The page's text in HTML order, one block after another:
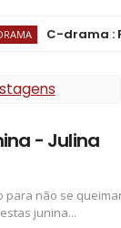
C-drama :
- Julina
para não se
junina...